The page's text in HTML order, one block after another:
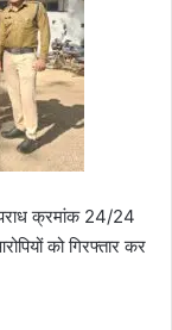
क्रमांक 24/24
को गिरफ्तार कर